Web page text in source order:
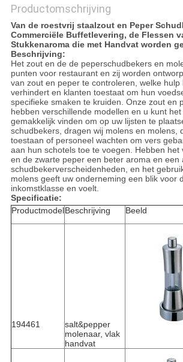
Productomschrijving
Van de roestvrij staalzout en Peper
Commerciële Buffetlevering, de Flessen
Stukkenaroma die met Handvat worden
Beschrijving:
Het zout en de de peperschudbekers en
punten voor restaurant en zij worden
van zout en peper te controleren, welke hulp
verhindert en klanten toestaat om hun
specifieke smaken te kruiden. Onze zout en
hebben verschillende modellen en u kunt
gemakkelijk vinden om op uw lijsten te
schudbekers, dragen wij molens en molens,
toestaan of personeel wachten om vers
aan hun schotels toe te voegen. Hebben het
en de zwarte peper een beter aroma en een
schudbekerverscheidenheden, en het
molens geeft uw onderneming een blik voor
inkomstklasse en voelt.
Specificatie:
ProductmodelBeschrijving Beeld
194461
salt&pepper
molenaar, vlak
handvat